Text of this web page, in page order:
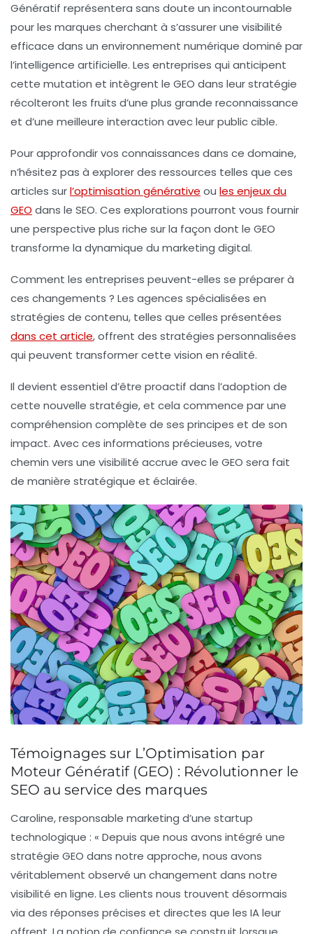
Génératif représentera sans doute un incontournable
pour les marques cherchant à s’assurer une visibilité
efficace dans un environnement numérique dominé par
l’intelligence artificielle. Les entreprises qui anticipent
cette mutation et intègrent le GEO dans leur stratégie
récolteront les fruits d’une plus grande reconnaissance
et d’une meilleure interaction avec leur public cible.
Pour approfondir vos connaissances dans ce domaine,
n’hésitez pas à explorer des ressources telles que ces
articles surl’optimisation générative ou les enjeux du
GEO dans le SEO. Ces explorations pourront vous fournir
une perspective plus riche sur la façon dont le GEO
transforme la dynamique du marketing digital.
Comment les entreprises peuvent-elles se préparer à
ces changements ? Les agences spécialisées en
stratégies de contenu, telles que celles présentées
dans cet article, offrent des stratégies personnalisées
qui peuvent transformer cette vision en réalité.
Il devient essentiel d’être proactif dans l’adoption de
cette nouvelle stratégie, et cela commence par une
compréhension complète de ses principes et de son
impact. Avec ces informations précieuses, votre
chemin vers une visibilité accrue avec le GEO sera fait
de manière stratégique et éclairée.
Témoignages sur L’Optimisation par
Moteur Génératif (GEO) : Révolutionner le
SEO au service des marques
Caroline, responsable marketing d’une startup
technologique : « Depuis que nous avons intégré une
stratégie GEO dans notre approche, nous avons
véritablement observé un changement dans notre
visibilité en ligne. Les clients nous trouvent désormais
via des réponses précises et directes que les IA leur